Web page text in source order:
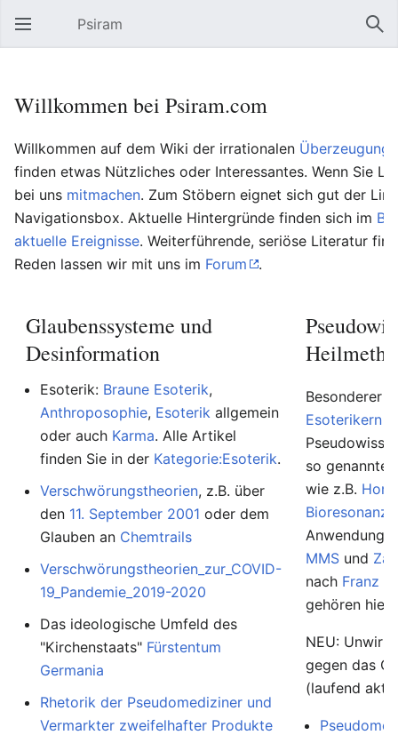
Hauptmenü öffnen Psiram
Willkommen bei Psiram.com
Willkommen auf dem Wiki der irrationalen
finden etwas Nützliches oder Interessantes. Wenn Sie
bei uns mitmachen. Zum Stöbern eignet sich gut der
Navigationsbox. Aktuelle Hintergründe finden sich im
aktuelle Ereignisse. Weiterführende, seriöse Literatur
Reden lassen wir mit uns im Forum .
Glaubenssysteme und
Desinformation
Esoterik: Braune Esoterik,
Anthroposophie, Esoterik allgemein
oder auch Karma. Alle Artikel
finden Sie in der Kategorie:Esoterik.
Verschwörungstheorien, z.B. über
den 11. September 2001 oder dem
Glauben an Chemtrails
Verschwörungstheorien_zur_COVID-
19_Pandemie_2019-2020
Das ideologische Umfeld des
"Kirchenstaats" Fürstentum
Germania
Rhetorik der Pseudomediziner und
Vermarkter zweifelhafter Produkte
Besonderer
Esoterikern
so genannte
wie z.B.
Bioresonanz
MMS und
nach Franz
gehören
NEU:
gegen das
(laufend